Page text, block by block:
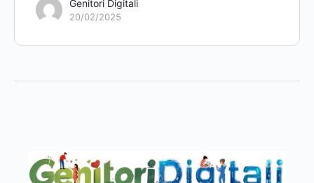
Genitori Digitali
20/02/2025